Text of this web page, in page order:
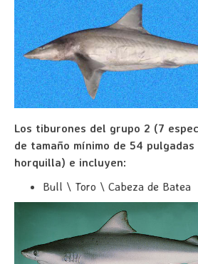
Los tiburones del grupo 2 (7
de tamaño mínimo de 54
horquilla) e incluyen:
Bull \ Toro \ Cabeza de Batea